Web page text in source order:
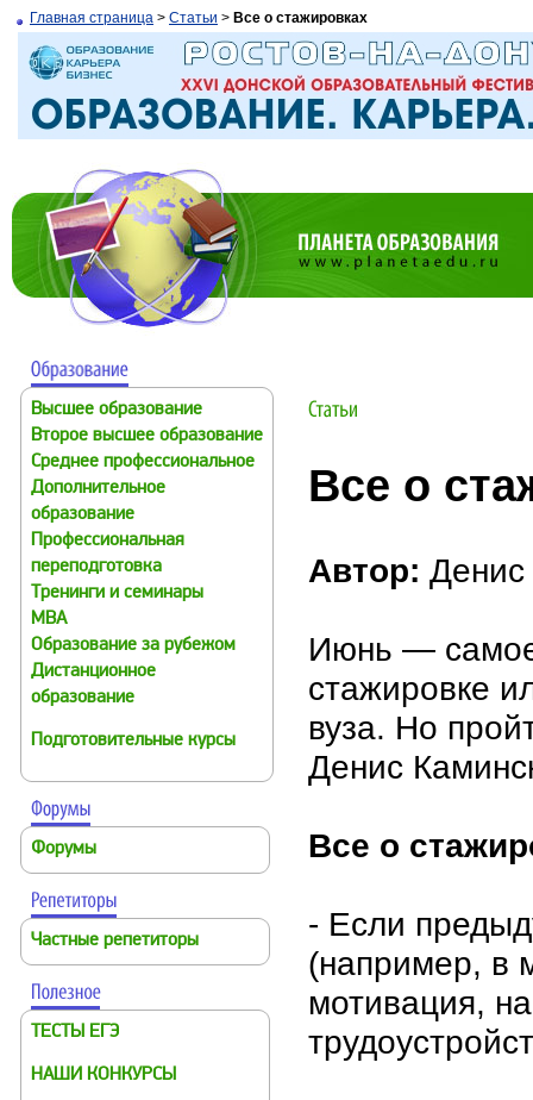
Главная страница > Статьи > Все о стажировках
Высшее образование
Второе высшее образование
Среднее профессиональное
Дополнительное
образование
Профессиональная
переподготовка
Тренинги и семинары
MBA
Образование за рубежом
Дистанционное
образование
Подготовительные курсы
Форумы
Частные репетиторы
ТЕСТЫ ЕГЭ
НАШИ КОНКУРСЫ
Все о
Автор: Денис
Июнь —
стажировке
вуза. Но
Денис
Все о
- Если
(например, в
мотивация,